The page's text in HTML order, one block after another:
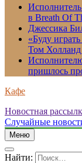
в Breath Of
Джессика
«Буду
Том
пришлось
Кафе
Новостная
Случайные
Меню
Найти: